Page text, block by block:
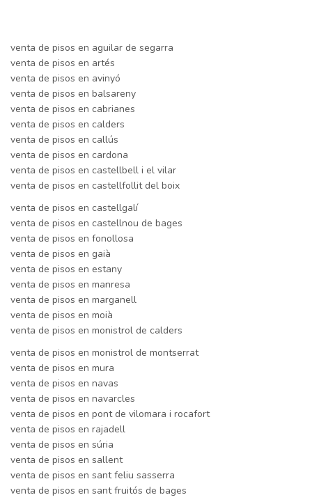
venta de pisos en aguilar de segarra
venta de pisos en artés
venta de pisos en avinyó
venta de pisos en balsareny
venta de pisos en cabrianes
venta de pisos en calders
venta de pisos en callús
venta de pisos en cardona
venta de pisos en castellbell i el vilar
venta de pisos en castellfollit del boix
venta de pisos en castellgalí
venta de pisos en castellnou de bages
venta de pisos en fonollosa
venta de pisos en gaià
venta de pisos en estany
venta de pisos en manresa
venta de pisos en marganell
venta de pisos en moià
venta de pisos en monistrol de calders
venta de pisos en monistrol de montserrat
venta de pisos en mura
venta de pisos en navas
venta de pisos en navarcles
venta de pisos en pont de vilomara i rocafort
venta de pisos en rajadell
venta de pisos en súria
venta de pisos en sallent
venta de pisos en sant feliu sasserra
venta de pisos en sant fruitós de bages